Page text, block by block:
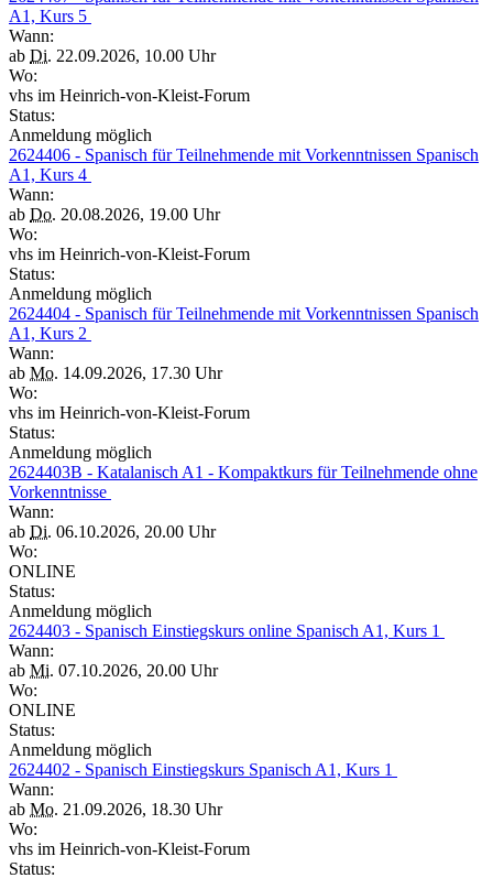
A1, Kurs 5
Wann:
ab Di. 22.09.2026, 10.00 Uhr
Wo:
vhs im Heinrich-von-Kleist-Forum
Status:
Anmeldung möglich
2624406 - Spanisch für Teilnehmende mit Vorkenntnissen Spanisch
A1, Kurs 4
Wann:
ab Do. 20.08.2026, 19.00 Uhr
Wo:
vhs im Heinrich-von-Kleist-Forum
Status:
Anmeldung möglich
2624404 - Spanisch für Teilnehmende mit Vorkenntnissen Spanisch
A1, Kurs 2
Wann:
ab Mo. 14.09.2026, 17.30 Uhr
Wo:
vhs im Heinrich-von-Kleist-Forum
Status:
Anmeldung möglich
2624403B - Katalanisch A1 - Kompaktkurs für Teilnehmende ohne
Vorkenntnisse
Wann:
ab Di. 06.10.2026, 20.00 Uhr
Wo:
ONLINE
Status:
Anmeldung möglich
2624403 - Spanisch Einstiegskurs online Spanisch A1, Kurs 1
Wann:
ab Mi. 07.10.2026, 20.00 Uhr
Wo:
ONLINE
Status:
Anmeldung möglich
2624402 - Spanisch Einstiegskurs Spanisch A1, Kurs 1
Wann:
ab Mo. 21.09.2026, 18.30 Uhr
Wo:
vhs im Heinrich-von-Kleist-Forum
Status: